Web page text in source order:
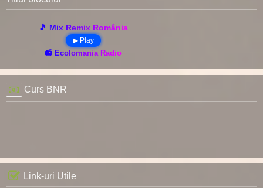
🎵 Mix Remix România
▶ Play
📻 Ecolomania Radio
Curs BNR
Link-uri Utile